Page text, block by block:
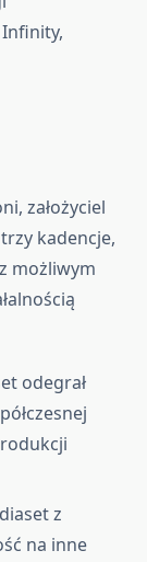
założyciel
kadencje,
możliwym
odegrał
z
na inne